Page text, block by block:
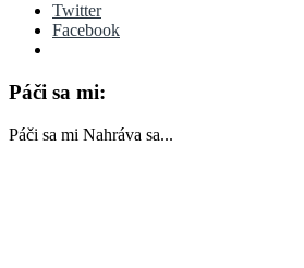
Twitter
Facebook
Páči sa mi:
Páči sa mi Nahráva sa...